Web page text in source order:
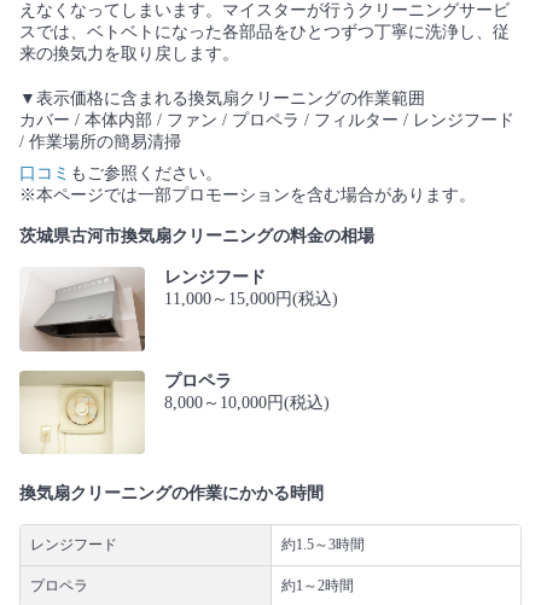
えなくなってしまいます。マイスターが行うクリーニングサービ
スでは、ベトベトになった各部品をひとつずつ丁寧に洗浄し、従
来の換気力を取り戻します。
▼表示価格に含まれる換気扇クリーニングの作業範囲
カバー / 本体内部 / ファン / プロペラ / フィルター / レンジフード
/ 作業場所の簡易清掃
口コミ もご参照ください。
※本ページでは一部プロモーションを含む場合があります。
茨城県古河市換気扇クリーニングの料金の相場
レンジフード
11,000～15,000円(税込)
プロペラ
8,000～10,000円(税込)
換気扇クリーニングの作業にかかる時間
レンジフード 約1.5～3時間
プロペラ 約1～2時間